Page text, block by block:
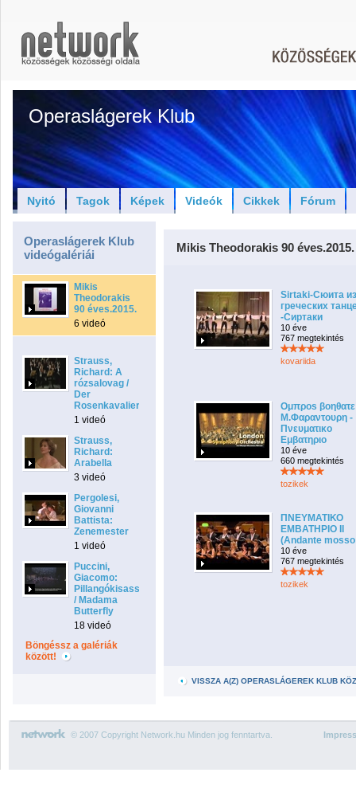
Operaslágerek Klub
Nyitó Tagok Képek Videók Cikkek Fórum
Operaslágerek Klub
videógalériái
Mikis
Theodorakis
90 éves.2015.
6 videó
Strauss,
Richard: A
rózsalovag /
Der
Rosenkavalier
1 videó
Strauss,
Richard:
Arabella
3 videó
Pergolesi,
Giovanni
Battista:
Zenemester
1 videó
Puccini,
Giacomo:
Pillangókisasszony
/ Madama
Butterfly
18 videó
Böngéssz a galériák
között!
Mikis Theodorakis 90 éves.2015.
Sirtaki-Сюита из
греческих
-Сиртаки
10 éve
767 megtekintés
kovariida
Ομπροs
Μ.Φαραντουρη -
Πνευματικο
Εμβατηριο
10 éve
660 megtekintés
tozikek
ΠΝΕΥΜΑΤΙΚΟ
ΕΜΒΑΤΗΡΙΟ ΙΙ
(Andante
10 éve
767 megtekintés
tozikek
VISSZA A(Z) OPERASLÁGEREK KLUB
© 2007 Copyright Network.hu Minden jog fenntartva.